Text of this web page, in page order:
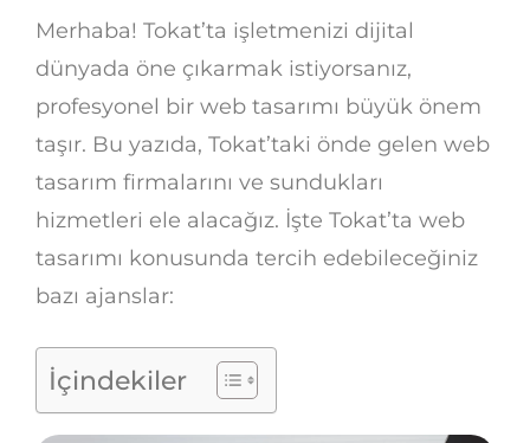
Merhaba! Tokat’ta işletmenizi dijital
dünyada öne çıkarmak istiyorsanız,
profesyonel bir web tasarımı büyük önem
taşır. Bu yazıda, Tokat’taki önde gelen web
tasarım firmalarını ve sundukları
hizmetleri ele alacağız. İşte Tokat’ta web
tasarımı konusunda tercih edebileceğiniz
bazı ajanslar:
İçindekiler